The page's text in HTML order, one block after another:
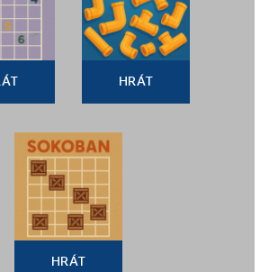
HRÁT
HRÁT